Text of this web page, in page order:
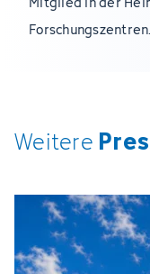
Forschungszentren.
Weitere